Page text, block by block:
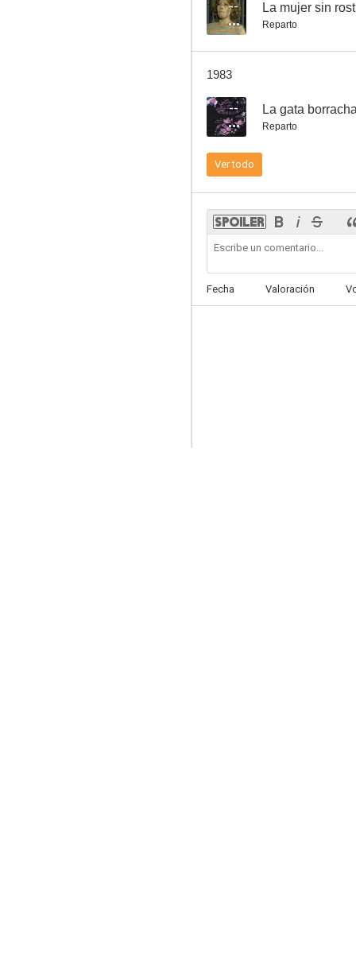
-- La mujer sin
Reparto
1983
-- La gata
Reparto
Ver todo
Fecha Valoración